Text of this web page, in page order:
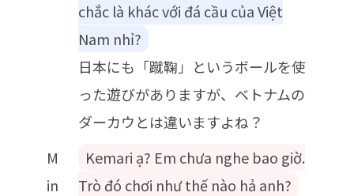
chắc là khác với đá cầu của Việt
Nam nhỉ?
日本にも「蹴鞠」というボールを使
った遊びがありますが、ベトナムの
ダーカウとは違いますよね？
M
in
Kemari ạ? Em chưa nghe bao giờ.
Trò đó chơi như thế nào hả anh?